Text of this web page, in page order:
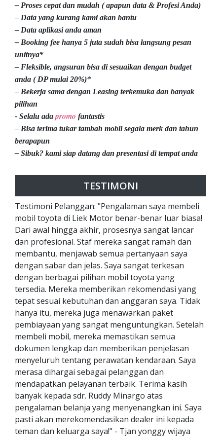
– Proses cepat dan mudah ( apapun data & Profesi Anda)
– Data yang kurang kami akan bantu
– Data aplikasi anda aman
– Booking fee hanya 5 juta sudah bisa langsung pesan
unitnya*
– Fleksible, angsuran bisa di sesuaikan dengan budget
anda ( DP mulai 20%)*
– Bekerja sama dengan Leasing terkemuka dan banyak
pilihan
- Selalu ada promo fantastis
– Bisa terima tukar tambah mobil segala merk dan tahun
berapapun
– Sibuk? kami siap datang dan presentasi di tempat anda
TESTIMONI
Testimoni Pelanggan: "Pengalaman saya membeli
mobil toyota di Liek Motor benar-benar luar biasa!
Dari awal hingga akhir, prosesnya sangat lancar
dan profesional. Staf mereka sangat ramah dan
membantu, menjawab semua pertanyaan saya
dengan sabar dan jelas. Saya sangat terkesan
dengan berbagai pilihan mobil toyota yang
tersedia. Mereka memberikan rekomendasi yang
tepat sesuai kebutuhan dan anggaran saya. Tidak
hanya itu, mereka juga menawarkan paket
pembiayaan yang sangat menguntungkan. Setelah
membeli mobil, mereka memastikan semua
dokumen lengkap dan memberikan penjelasan
menyeluruh tentang perawatan kendaraan. Saya
merasa dihargai sebagai pelanggan dan
mendapatkan pelayanan terbaik. Terima kasih
banyak kepada sdr. Ruddy Minargo atas
pengalaman belanja yang menyenangkan ini. Saya
pasti akan merekomendasikan dealer ini kepada
teman dan keluarga saya!" - Tjan yonggy wijaya